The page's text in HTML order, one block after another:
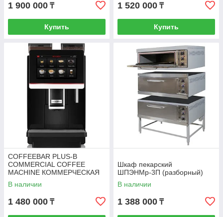
1 900 000 ₸
Купить
1 520 000 ₸
Купить
COFFEEBAR PLUS-B
COMMERCIAL COFFEE
MACHINE КОММЕРЧЕСКАЯ
КОФЕМАШИНА COFFEEBAR
PLUS-B
В наличии
1 480 000 ₸
Шкаф пекарский
ШПЭНМр-3П (разборный)
В наличии
1 388 000 ₸